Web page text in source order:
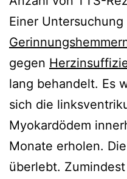
Einer
gegen
lang behandelt. Es
sich die
Myokardödem
Monate erholen.
überlebt.